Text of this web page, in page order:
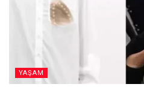
YAŞAM